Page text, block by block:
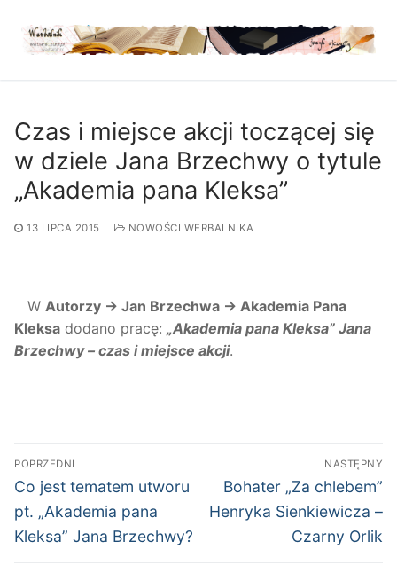
treści
Czas i miejsce akcji toczącej się
w dziele Jana Brzechwy o tytule
„Akademia pana Kleksa”
13 LIPCA 2015 NOWOŚCI WERBALNIKA
W Autorzy → Jan Brzechwa → Akademia Pana
Kleksa dodano pracę: „Akademia pana Kleksa” Jana
Brzechwy – czas i miejsce akcji.
Nawigacja
wpisu
POPRZEDNI
Poprzedni
wpis:
Co jest tematem utworu
pt. „Akademia pana
Kleksa” Jana Brzechwy?
NASTĘPNY
Następny
wpis:
Bohater „Za chlebem”
Henryka Sienkiewicza –
Czarny Orlik